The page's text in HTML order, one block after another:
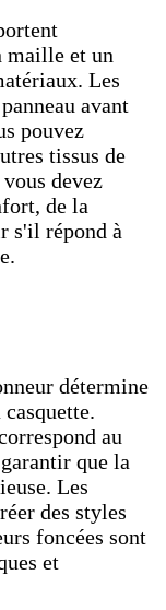
maille et un
Les
avant
pouvez
tissus de
devez
de la
s'il répond à
détermine
au
que la
Les
des styles
foncées sont
et